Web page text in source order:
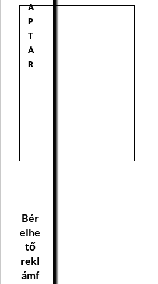
A
P
T
Á
R
Bér
elhe
tő
rekl
ámf